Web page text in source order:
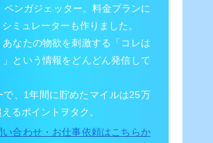
ペンガジェッター。料金プランに
ミュレーターも作りました。
なたの物欲を刺激する「コレは
」という情報をどんどん発信して
で、1年間に貯めたマイルは25万
るポイントヲタク。
い合わせ・お仕事依頼はこちらか